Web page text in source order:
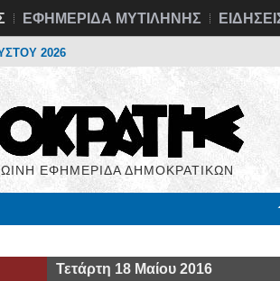
ΕΦΗΜΕΡΙΔΑ ΜΥΤΙΛΗΝΗΣ
2026
ΕΦΗΜΕΡΙΔΑ ΔΗΜΟΚΡΑΤΙΚΩΝ
Τετάρτη 18 Μαίου 2016